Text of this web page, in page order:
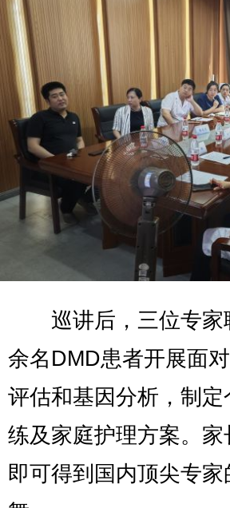
巡讲后，三位专家
余名DMD患者开展面
评估和基因分析，制
练及家庭护理方案。
即可得到国内顶尖专